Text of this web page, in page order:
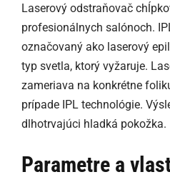
Laserový odstraňovač
profesionálnych salónoch.
označovaný ako laserový
typ svetla, ktorý vyžaruje.
zameriava na konkrétne
prípade IPL technológie.
dlhotrvajúci hladká pokožka.
Parametre a